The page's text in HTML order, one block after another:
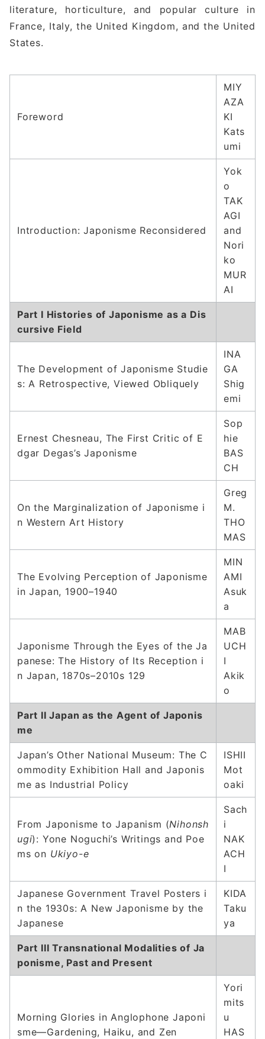
literature, horticulture, and popular culture in
France, Italy, the United Kingdom, and the United
States.
Foreword
MIY
AZA
KI
Kats
umi
Introduction: Japonisme Reconsidered
Yok
o
TAK
AGI
and
Nori
ko
MUR
AI
Part I Histories of Japonisme as a Dis
cursive Field
The Development of Japonisme Studie
s: A Retrospective, Viewed Obliquely
INA
GA
Shig
emi
Ernest Chesneau, The First Critic of E
dgar Degas’s Japonisme
Sop
hie
BAS
CH
On the Marginalization of Japonisme i
n Western Art History
Greg
M.
THO
MAS
The Evolving Perception of Japonisme
in Japan, 1900–1940
MIN
AMI
Asuk
a
Japonisme Through the Eyes of the Ja
panese: The History of Its Reception i
n Japan, 1870s–2010s 129
MAB
UCH
I
Akik
o
Part II Japan as the Agent of Japonis
me
Japan’s Other National Museum: The C
ommodity Exhibition Hall and Japonis
me as Industrial Policy
ISHII
Mot
oaki
From Japonisme to Japanism (Nihonsh
ugi): Yone Noguchi’s Writings and Poe
ms on Ukiyo-e
Sach
i
NAK
ACH
I
Japanese Government Travel Posters i
n the 1930s: A New Japonisme by the
Japanese
KIDA
Taku
ya
Part III Transnational Modalities of Ja
ponisme, Past and Present
Morning Glories in Anglophone Japoni
sme—Gardening, Haiku, and Zen
Yori
mits
u
HAS